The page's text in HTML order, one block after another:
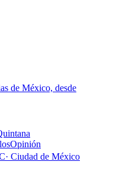
de México, desde
Opinión
· Ciudad de México